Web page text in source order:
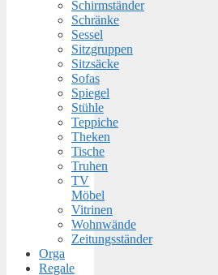
Schirmständer
Schränke
Sessel
Sitzgruppen
Sitzsäcke
Sofas
Spiegel
Stühle
Teppiche
Theken
Tische
Truhen
TV
Möbel
Vitrinen
Wohnwände
Zeitungsständer
Orga
Regale